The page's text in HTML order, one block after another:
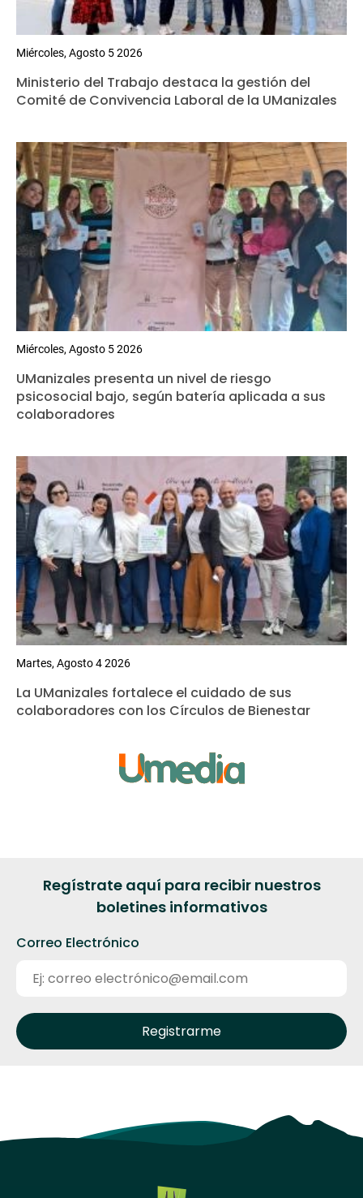
Miércoles, Agosto 5 2026
Ministerio del Trabajo destaca la gestión del
Comité de Convivencia Laboral de la UManizales
Miércoles, Agosto 5 2026
UManizales presenta un nivel de riesgo
psicosocial bajo, según batería aplicada a sus
colaboradores
Martes, Agosto 4 2026
La UManizales fortalece el cuidado de sus
colaboradores con los Círculos de Bienestar
Regístrate aquí para recibir nuestros
boletines informativos
Correo Electrónico